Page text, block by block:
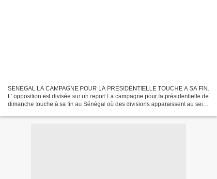
SENEGAL LA CAMPAGNE POUR LA PRESIDENTIELLE TOUCHE A SA FIN.
L' opposition est divisée sur un report La campagne pour la présidentielle de
dimanche touche à sa fin au Sénégal où des divisions apparaissent au sein